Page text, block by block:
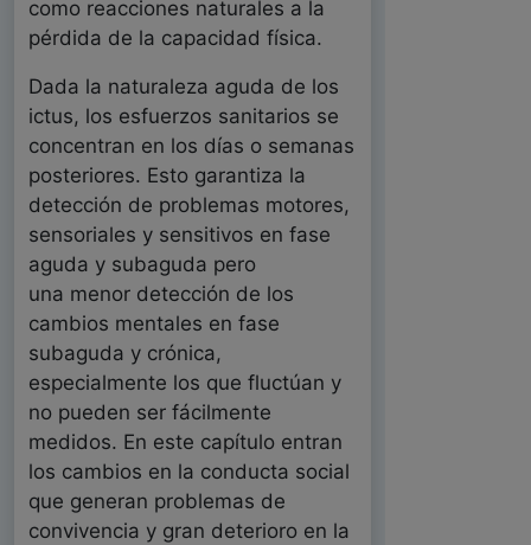
como reacciones naturales a la
pérdida de la capacidad física.
Dada la naturaleza aguda de los
ictus, los esfuerzos sanitarios se
concentran en los días o semanas
posteriores. Esto garantiza la
detección de problemas motores,
sensoriales y sensitivos en fase
aguda y subaguda pero
una menor detección de los
cambios mentales en fase
subaguda y crónica,
especialmente los que fluctúan y
no pueden ser fácilmente
medidos. En este capítulo entran
los cambios en la conducta social
que generan problemas de
convivencia y gran deterioro en la